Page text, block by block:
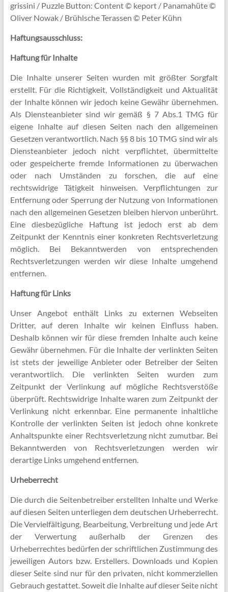
grissini / Puzzle Button: Content © keport / Panamahüte ©
Oliver Nowak / Brühlsche Terassen © Peter Kühn
Haftungsausschluss:
Haftung für Inhalte
Die Inhalte unserer Seiten wurden mit größter Sorgfalt
erstellt. Für die Richtigkeit, Vollständigkeit und Aktualität
der Inhalte können wir jedoch keine Gewähr übernehmen.
Als Diensteanbieter sind wir gemäß § 7 Abs.1 TMG für
eigene Inhalte auf diesen Seiten nach den allgemeinen
Gesetzen verantwortlich. Nach §§ 8 bis 10 TMG sind wir als
Diensteanbieter jedoch nicht verpflichtet, übermittelte
oder gespeicherte fremde Informationen zu überwachen
oder nach Umständen zu forschen, die auf eine
rechtswidrige Tätigkeit hinweisen. Verpflichtungen zur
Entfernung oder Sperrung der Nutzung von Informationen
nach den allgemeinen Gesetzen bleiben hiervon unberührt.
Eine diesbezügliche Haftung ist jedoch erst ab dem
Zeitpunkt der Kenntnis einer konkreten Rechtsverletzung
möglich. Bei Bekanntwerden von entsprechenden
Rechtsverletzungen werden wir diese Inhalte umgehend
entfernen.
Haftung für Links
Unser Angebot enthält Links zu externen Webseiten
Dritter, auf deren Inhalte wir keinen Einfluss haben.
Deshalb können wir für diese fremden Inhalte auch keine
Gewähr übernehmen. Für die Inhalte der verlinkten Seiten
ist stets der jeweilige Anbieter oder Betreiber der Seiten
verantwortlich. Die verlinkten Seiten wurden zum
Zeitpunkt der Verlinkung auf mögliche Rechtsverstöße
überprüft. Rechtswidrige Inhalte waren zum Zeitpunkt der
Verlinkung nicht erkennbar. Eine permanente inhaltliche
Kontrolle der verlinkten Seiten ist jedoch ohne konkrete
Anhaltspunkte einer Rechtsverletzung nicht zumutbar. Bei
Bekanntwerden von Rechtsverletzungen werden wir
derartige Links umgehend entfernen.
Urheberrecht
Die durch die Seitenbetreiber erstellten Inhalte und Werke
auf diesen Seiten unterliegen dem deutschen Urheberrecht.
Die Vervielfältigung, Bearbeitung, Verbreitung und jede Art
der Verwertung außerhalb der Grenzen des
Urheberrechtes bedürfen der schriftlichen Zustimmung des
jeweiligen Autors bzw. Erstellers. Downloads und Kopien
dieser Seite sind nur für den privaten, nicht kommerziellen
Gebrauch gestattet. Soweit die Inhalte auf dieser Seite nicht